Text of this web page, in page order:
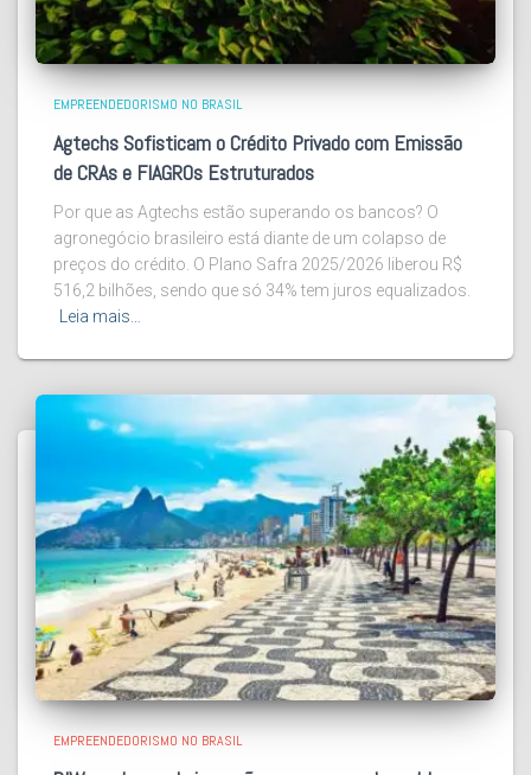
EMPREENDEDORISMO NO BRASIL
Agtechs Sofisticam o Crédito Privado com Emissão
de CRAs e FIAGROs Estruturados
Por que as Agtechs estão superando os bancos? O
agronegócio brasileiro está diante de um colapso de
preços do crédito. O Plano Safra 2025/2026 liberou R$
516,2 bilhões, sendo que só 34% tem juros equalizados.
Leia mais…
EMPREENDEDORISMO NO BRASIL